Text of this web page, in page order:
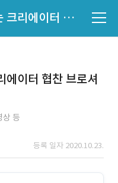
눈에 확띄고 뇌리에 남는 크리에이터 협찬 브로셔 기획, 디자인
에이터 협찬 브로셔
상 등
등록 일자 2020.10.23.